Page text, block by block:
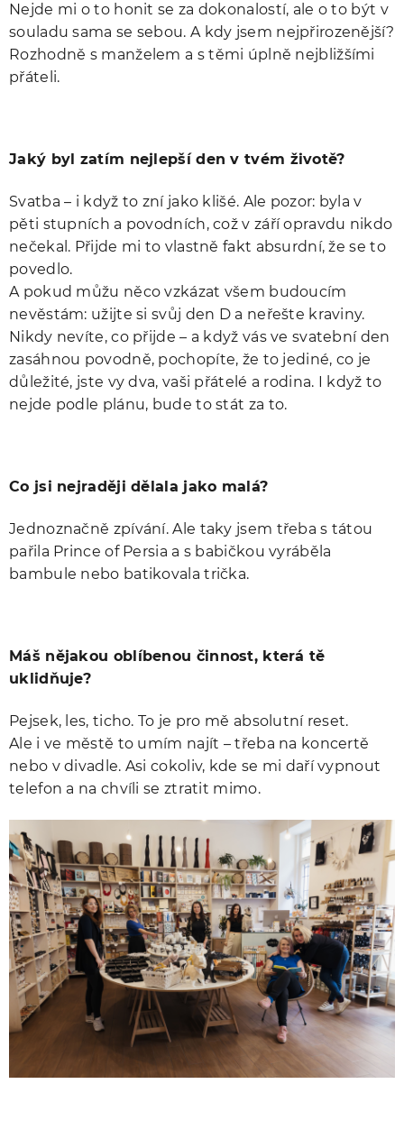
Nejde mi o to honit se za dokonalostí, ale o to být v
souladu sama se sebou. A kdy jsem nejpřirozenější?
Rozhodně s manželem a s těmi úplně nejbližšími
přáteli.
Jaký byl zatím nejlepší den v tvém životě?
Svatba – i když to zní jako klišé. Ale pozor: byla v
pěti stupních a povodních, což v září opravdu nikdo
nečekal. Přijde mi to vlastně fakt absurdní, že se to
povedlo.
A pokud můžu něco vzkázat všem budoucím
nevěstám: užijte si svůj den D a neřešte kraviny.
Nikdy nevíte, co přijde – a když vás ve svatební den
zasáhnou povodně, pochopíte, že to jediné, co je
důležité, jste vy dva, vaši přátelé a rodina. I když to
nejde podle plánu, bude to stát za to.
Co jsi nejraději dělala jako malá?
Jednoznačně zpívání. Ale taky jsem třeba s tátou
pařila Prince of Persia a s babičkou vyráběla
bambule nebo batikovala trička.
Máš nějakou oblíbenou činnost, která tě
uklidňuje?
Pejsek, les, ticho. To je pro mě absolutní reset.
Ale i ve městě to umím najít – třeba na koncertě
nebo v divadle. Asi cokoliv, kde se mi daří vypnout
telefon a na chvíli se ztratit mimo.